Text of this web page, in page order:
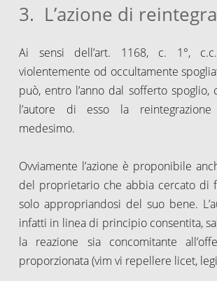
3. L’azione di
Ai sensi dell’art. 1168, c. 1°,
violentemente od occultamente
può, entro l’anno dal sofferto spoglio,
l’autore di esso la
medesimo.
Ovviamente l’azione è proponibile
del proprietario che abbia cercato di
solo appropriandosi del suo bene.
infatti in linea di principio consentita,
la reazione sia concomitante
proporzionata (vim vi repellere licet,